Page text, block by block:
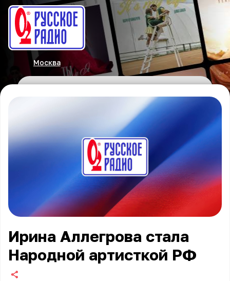
Москва
Ирина Аллегрова стала
Народной артисткой РФ